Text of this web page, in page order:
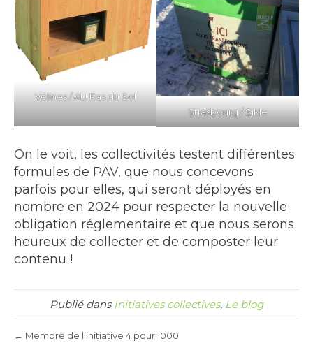
Vélines / AU Ras du Sol
Strasbourg / Sikle
On le voit, les collectivités testent différentes
formules de PAV, que nous concevons
parfois pour elles, qui seront déployés en
nombre en 2024 pour respecter la nouvelle
obligation réglementaire et que nous serons
heureux de collecter et de composter leur
contenu !
Publié dans Initiatives collectives, Le blog
← Membre de l’initiative 4 pour 1000